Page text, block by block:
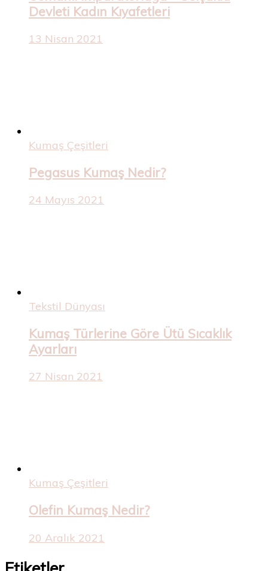
Devleti Kadın Kıyafetleri
13 Nisan 2021
Kumaş Çeşitleri
Pegasus Kumaş Nedir?
24 Mayıs 2021
Tekstil Dünyası
Kumaş Türlerine Göre Ütü Sıcaklık
Ayarları
27 Nisan 2021
Kumaş Çeşitleri
Olefin Kumaş Nedir?
20 Aralık 2021